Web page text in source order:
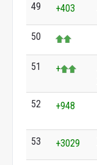
49 +403
50
51 +
52 +948
53 +3029